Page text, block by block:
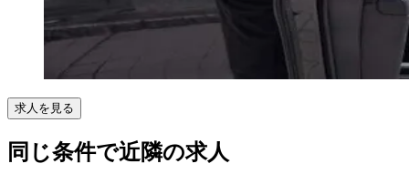
求人を見る
同じ条件で近隣の求人